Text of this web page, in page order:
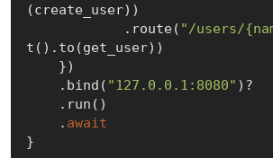
(create_user))
            .route(
"/users/
t().to(get_user))
    .bind(
"127.0.0.1:8080" )?
    .
await